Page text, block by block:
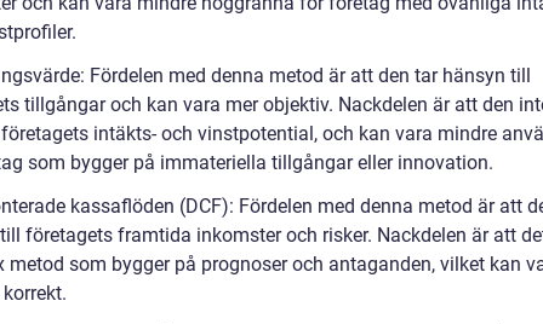
Fördelen med denna metod är att den tar hänsyn till
tillgångar och kan vara mer objektiv. Nackdelen är att den
intäkts- och vinstpotential, och kan vara mindre
som bygger på immateriella tillgångar eller innovation.
kassaflöden (DCF): Fördelen med denna metod är att
företagets framtida inkomster och risker. Nackdelen är att
metod som bygger på prognoser och antaganden, vilket kan